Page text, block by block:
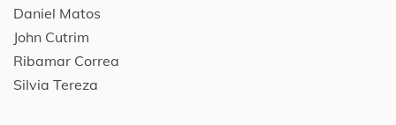
Daniel Matos
John Cutrim
Ribamar Correa
Silvia Tereza